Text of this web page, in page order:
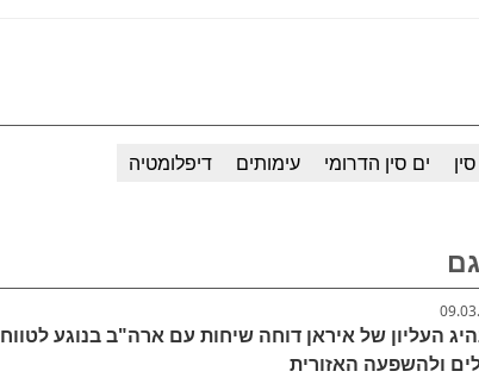
סין ים סין הדרומי עימותים דיפלומטיה
העליון של איראן דוחה שיחות עם ארה"ב בנוגע לטווח
ולהשפעה האזורית